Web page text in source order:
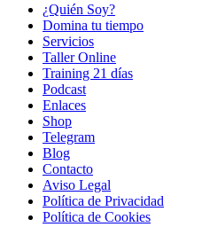
¿Quién Soy?
Domina tu tiempo
Servicios
Taller Online
Training 21 días
Podcast
Enlaces
Shop
Telegram
Blog
Contacto
Aviso Legal
Política de Privacidad
Política de Cookies